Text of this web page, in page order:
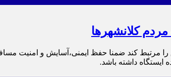
کلانشهرها
مرتبط کند ضمنا حفظ ایمنی،‌آسایش و امنیت
داشته باشد.